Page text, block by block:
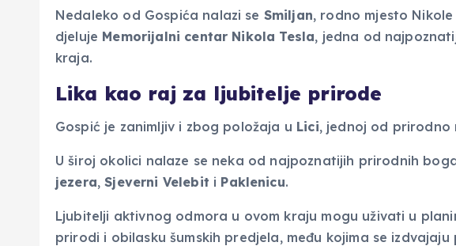
Nedaleko od Gospića nalazi se Smiljan, rodno mjesto
djeluje Memorijalni centar Nikola Tesla, jedna od
kraja.
Lika kao raj za ljubitelje prirode
Gospić je zanimljiv i zbog položaja u Lici, jednoj od prirodno
U široj okolici nalaze se neka od najpoznatijih prirodnih
jezera,Sjeverni Velebit i Paklenicu.
Ljubitelji aktivnog odmora u ovom kraju mogu uživati u
prirodi i obilasku šumskih predjela, među kojima se izdvajaju